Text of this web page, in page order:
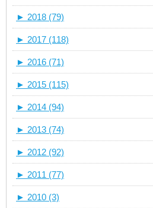
► 2018 (79)
► 2017 (118)
► 2016 (71)
► 2015 (115)
► 2014 (94)
► 2013 (74)
► 2012 (92)
► 2011 (77)
► 2010 (3)